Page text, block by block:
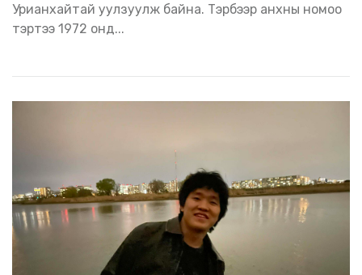
Урианхайтай уулзуулж байна. Тэрбээр анхны номоо
тэртээ 1972 онд...